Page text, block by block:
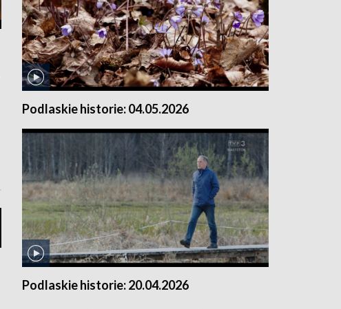
Podlaskie historie: 04.05.2026
Podlaskie historie: 20.04.2026